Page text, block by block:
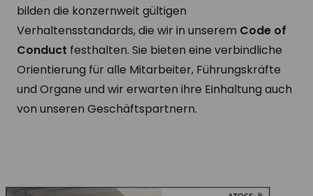
bilden die konzernweit gültigen
Verhaltensstandards, die wir in unserem Code of
Conduct festhalten. Sie bieten eine verbindliche
Orientierung für alle Mitarbeiter, Führungskräfte
und Organe und wir erwarten ihre Einhaltung auch
von unseren Geschäftspartnern.